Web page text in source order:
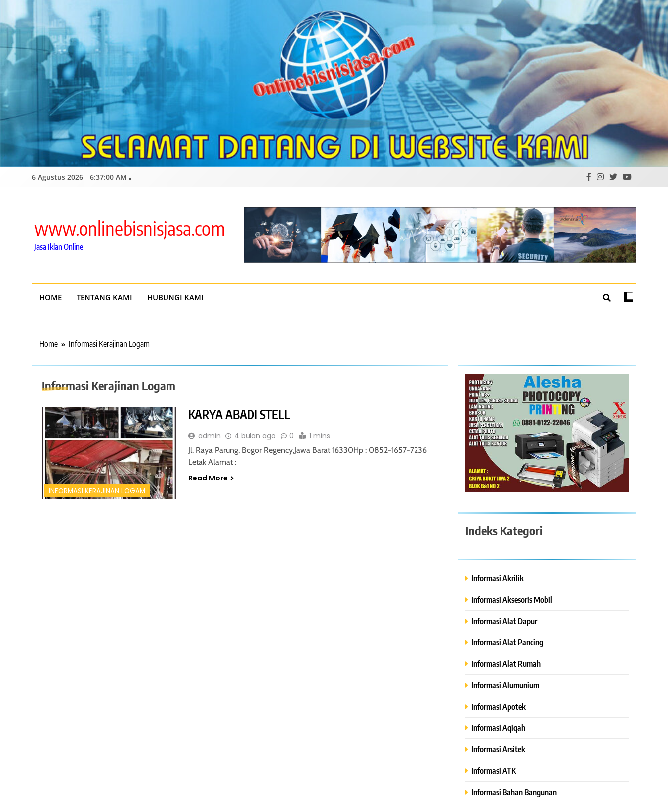
content
6 Agustus 2026 6:37:01 AM
www.onlinebisnisjasa.com
Jasa Iklan Online
HOME TENTANG KAMI HUBUNGI KAMI
Home Informasi Kerajinan Logam
Informasi Kerajinan Logam
INFORMASI KERAJINAN LOGAM
KARYA ABADI STELL
admin 4 bulan ago 0 1 mins
Jl. Raya Parung, Bogor Regency,Jawa Barat 16330Hp : 0852-1657-7236
Letak Alamat :
Read More
Indeks Kategori
Informasi Akrilik
Informasi Aksesoris Mobil
Informasi Alat Dapur
Informasi Alat Pancing
Informasi Alat Rumah
Informasi Alumunium
Informasi Apotek
Informasi Aqiqah
Informasi Arsitek
Informasi ATK
Informasi Bahan Bangunan